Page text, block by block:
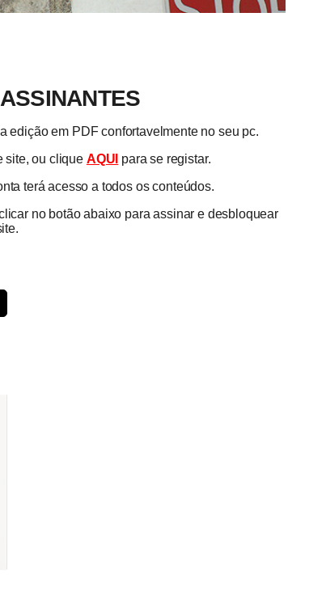
edição em PDF confortavelmente no seu pc.
site, ou clique AQUI para se registar.
terá acesso a todos os conteúdos.
no botão abaixo para assinar e desbloquear